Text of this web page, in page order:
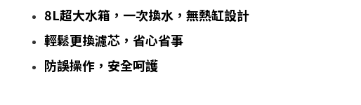
8L超大水箱，一次換水，無熱缸設計
輕鬆更換濾芯，省心省事
防誤操作，安全呵護